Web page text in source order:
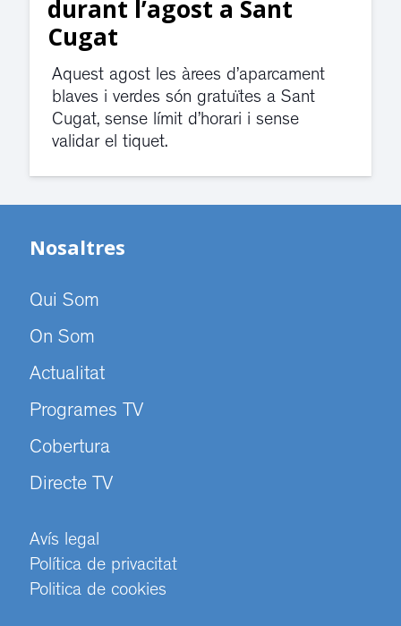
durant l’agost a Sant
Cugat
Aquest agost les àrees d’aparcament
blaves i verdes són gratuïtes a Sant
Cugat, sense límit d’horari i sense
validar el tiquet.
Nosaltres
Qui Som
On Som
Actualitat
Programes TV
Cobertura
Directe TV
Avís legal
Política de privacitat
Politica de cookies